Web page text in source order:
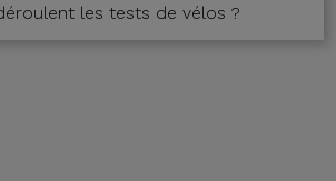
les tests de vélos ?